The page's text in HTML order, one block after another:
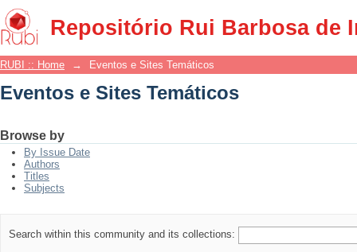
Repositório Rui Barbosa de
Eventos e Sites Temáticos
RUBI :: Home → Eventos e Sites Temáticos
Eventos e Sites Temáticos
Browse by
By Issue Date
Authors
Titles
Subjects
Search within this community and its collections: